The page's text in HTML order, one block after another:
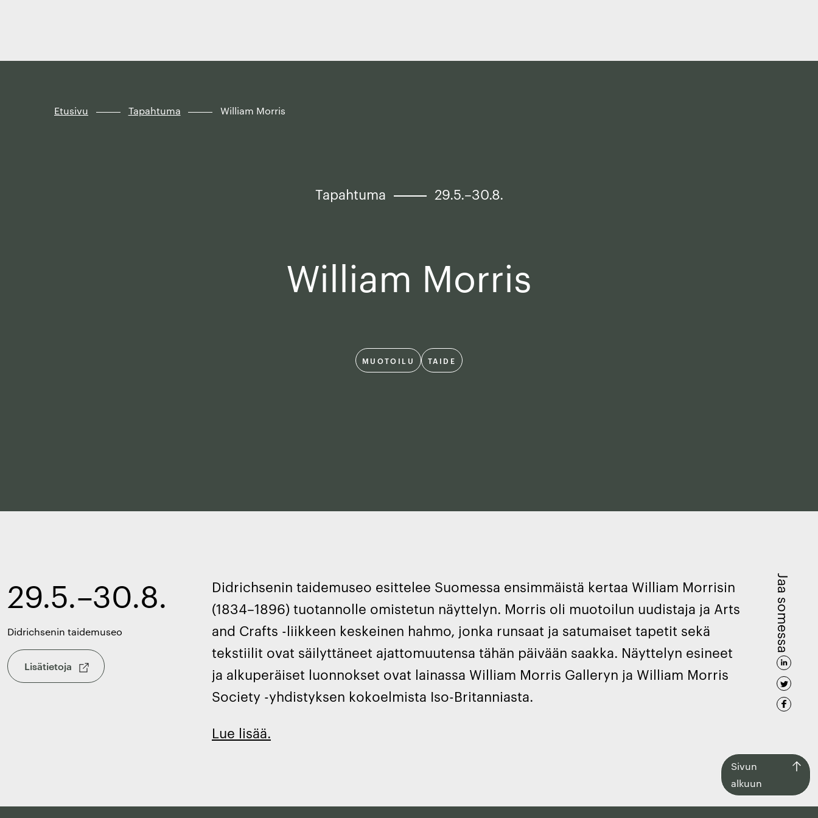
sisältöön
Etusivu Tapahtuma William Morris
Tapahtuma 29.5.–30.8.
William Morris
MUOTOILU TAIDE
Jaa somessa
29.5.–30.8.
Didrichsenin taidemuseo
Lisätietoja
Didrichsenin taidemuseo esittelee Suomessa ensimmäistä kertaa William Morrisin
(1834–1896) tuotannolle omistetun näyttelyn. Morris oli muotoilun uudistaja ja Arts
and Crafts -liikkeen keskeinen hahmo, jonka runsaat ja satumaiset tapetit sekä
tekstiilit ovat säilyttäneet ajattomuutensa tähän päivään saakka. Näyttelyn esineet
ja alkuperäiset luonnokset ovat lainassa William Morris Galleryn ja William Morris
Society -yhdistyksen kokoelmista Iso-Britanniasta.
Lue lisää.
Sivun
alkuun
sivun